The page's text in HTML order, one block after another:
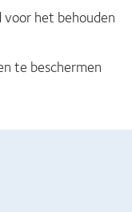
het behouden
te beschermen